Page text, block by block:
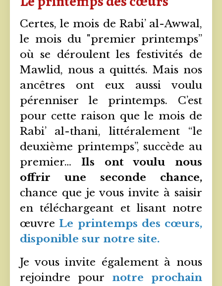
Certes, le mois de Rabi’ al-Awwal,
le mois du "premier printemps”
où se déroulent les festivités de
Mawlid, nous a quittés. Mais nos
ancêtres ont eux aussi voulu
pérenniser le printemps. C’est
pour cette raison que le mois de
Rabi’ al-thani, littéralement “le
deuxième printemps”, succède au
premier… Ils ont voulu nous
offrir une seconde chance,
chance que je vous invite à saisir
en téléchargeant et lisant notre
œuvre Le printemps des cœurs,
disponible sur notre site.
Je vous invite également à nous
rejoindre pour notre prochain